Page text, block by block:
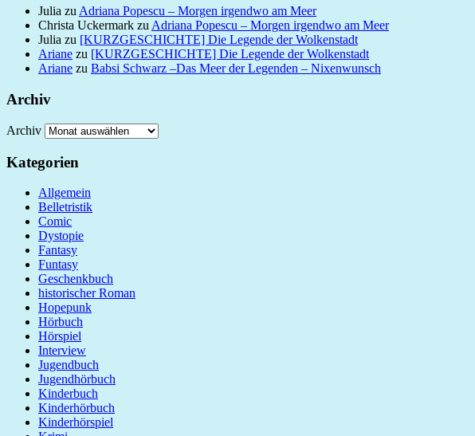
Julia zuAdriana Popescu – Morgen irgendwo am Meer
Christa Uckermark zuAdriana Popescu – Morgen irgendwo am Meer
Julia zu [KURZGESCHICHTE] Die Legende der Wolkenstadt
Ariane zu [KURZGESCHICHTE] Die Legende der Wolkenstadt
Ariane zu Babsi Schwarz –Das Meer der Legenden – Nixenwunsch
Archiv
Archiv
Kategorien
Allgemein
Belletristik
Comic
Dystopie
Fantasy
Funtasy
Geschenkbuch
historischer Roman
Hopepunk
Hörbuch
Hörspiel
Interview
Jugendbuch
Jugendhörbuch
Kinderbuch
Kinderhörbuch
Kinderhörspiel